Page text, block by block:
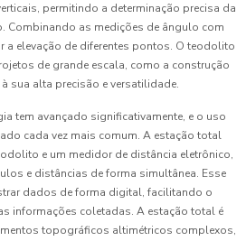
permitindo a determinação precisa da
Combinando as medições de ângulo com
a elevação de diferentes pontos. O teodolito
de grande escala, como a construção
sua alta precisão e versatilidade.
tem avançado significativamente, e o uso
cada vez mais comum. A estação total
e um medidor de distância eletrônico,
e distâncias de forma simultânea. Esse
dados de forma digital, facilitando o
informações coletadas. A estação total é
topográficos altimétricos complexos,